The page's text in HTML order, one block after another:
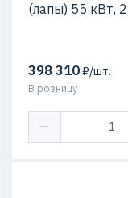
(лапы) 55 кВт,
398 310₽/шт.
В розницу